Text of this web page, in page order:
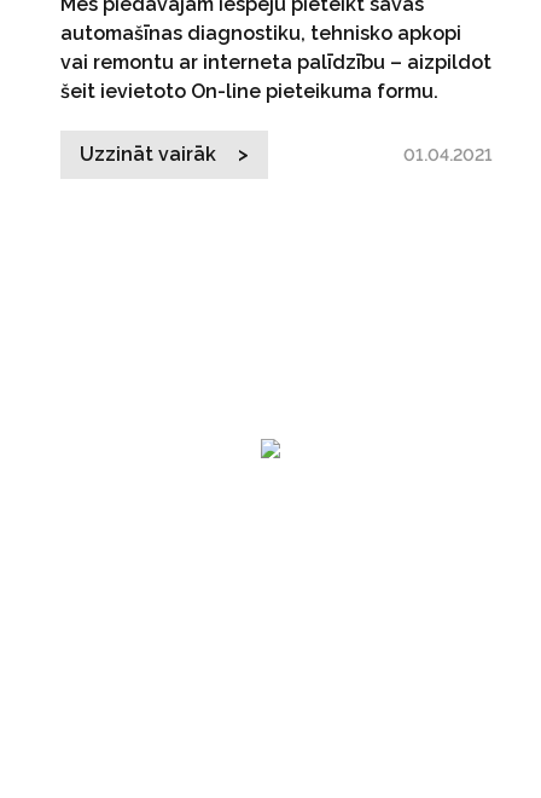
automašīnas diagnostiku, tehnisko apkopi
vai remontu ar interneta palīdzību – aizpildot
šeit ievietoto On-line pieteikuma formu.
Uzzināt vairāk > 01.04.2021